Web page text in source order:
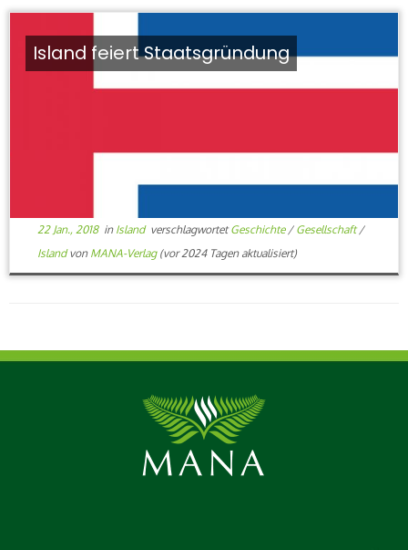
Island feiert Staatsgründung
22 Jan., 2018in Island verschlagwortetGeschichte / Gesellschaft/
Islandvon MANA-Verlag(vor 2024 Tagen aktualisiert)